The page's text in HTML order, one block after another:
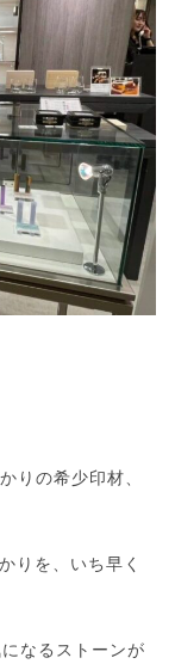
りの希少印材、
りを、いち早く
なるストーンが